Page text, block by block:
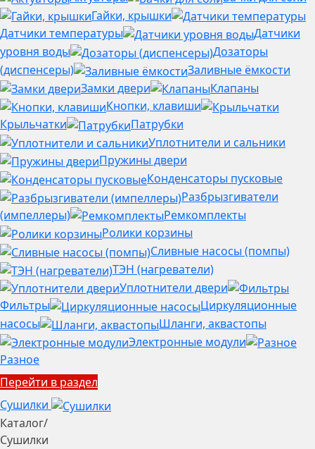
Гайки, крышки
Датчики температуры
Датчики
уровня воды
Дозаторы
(диспенсеры)
Заливные ёмкости
Замки двери
Клапаны
Кнопки, клавиши
Крыльчатки
Патрубки
Уплотнители и сальники
Пружины двери
Конденсаторы пусковые
Разбрызгиватели
(импеллеры)
Ремкомплекты
Ролики корзины
Сливные насосы (помпы)
ТЭН (нагреватели)
Уплотнители двери
Фильтры
Циркуляционные
насосы
Шланги, аквастопы
Электронные модули
Разное
Перейти в раздел
Сушилки
Каталог/
Сушилки